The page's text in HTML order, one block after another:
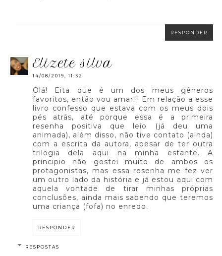
RESPONDER
elizete silva
14/08/2019, 11:32
Olá! Eita que é um dos meus gêneros
favoritos, então vou amar!!! Em relação a esse
livro confesso que estava com os meus dois
pés atrás, até porque essa é a primeira
resenha positiva que leio (já deu uma
animada), além disso, não tive contato (ainda)
com a escrita da autora, apesar de ter outra
trilogia dela aqui na minha estante. A
principio não gostei muito de ambos os
protagonistas, mas essa resenha me fez ver
um outro lado da história e já estou aqui com
aquela vontade de tirar minhas próprias
conclusões, ainda mais sabendo que teremos
uma criança (fofa) no enredo.
RESPONDER
RESPOSTAS